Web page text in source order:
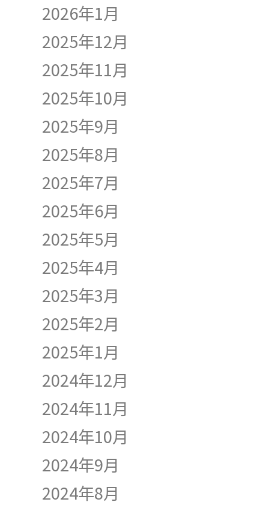
2026年1月
2025年12月
2025年11月
2025年10月
2025年9月
2025年8月
2025年7月
2025年6月
2025年5月
2025年4月
2025年3月
2025年2月
2025年1月
2024年12月
2024年11月
2024年10月
2024年9月
2024年8月